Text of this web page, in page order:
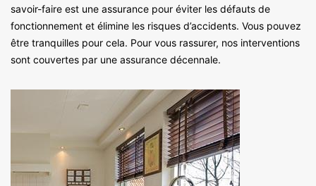
savoir-faire est une assurance pour éviter les défauts de
fonctionnement et élimine les risques d’accidents. Vous pouvez
être tranquilles pour cela. Pour vous rassurer, nos interventions
sont couvertes par une assurance décennale.